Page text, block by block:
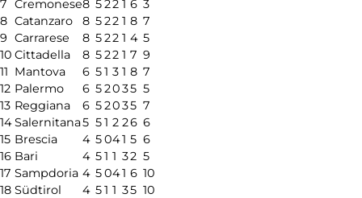
7 Cremonese8 522 1 6 3
8 Catanzaro 8 522 1 8 7
9 Carrarese 8 522 1 4 5
10 Cittadella 8 522 1 7 9
11 Mantova 6 51 3 1 8 7
12 Palermo 6 52035 5
13 Reggiana 6 52035 7
14Salernitana5 51 2 26 6
15 Brescia 4 5041 5 6
16 Bari 4 51 1 32 5
17 Sampdoria 4 5041 6 10
18 Südtirol 4 51 1 35 10